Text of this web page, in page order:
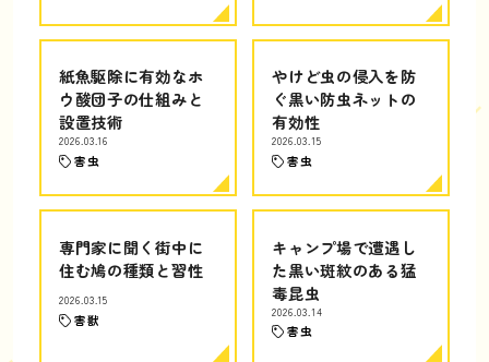
紙魚駆除に有効なホ
ウ酸団子の仕組みと
設置技術
2026.03.16
害虫
やけど虫の侵入を防
ぐ黒い防虫ネットの
有効性
2026.03.15
害虫
専門家に聞く街中に
住む鳩の種類と習性
2026.03.15
害獣
キャンプ場で遭遇し
た黒い斑紋のある猛
毒昆虫
2026.03.14
害虫